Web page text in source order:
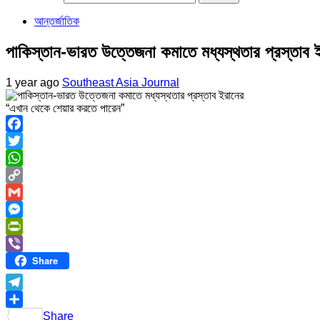
আন্তর্জাতিক
পাকিস্তান-ভারত উত্তেজনা কমাতে মধ্যস্থতার প্রস্তাব
1 year ago Southeast Asia Journal
“এখান থেকে শেয়ার করতে পারেন”
Facebook
Twitter
WhatsApp
Copy
Link
Gmail
Messenger
PrintFriendly
ViberShare
Telegram
Share